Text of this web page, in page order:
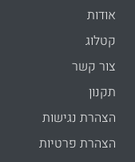
אודות
קטלוג
צור קשר
תקנון
הצהרת נגישות
הצהרת פרטיות